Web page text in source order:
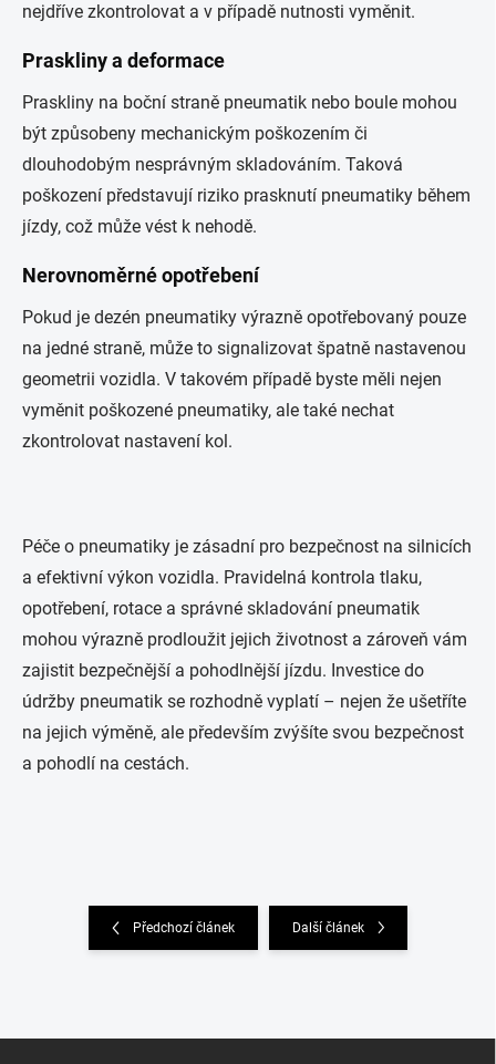
nejdříve zkontrolovat a v případě nutnosti vyměnit.
Praskliny a deformace
Praskliny na boční straně pneumatik nebo boule mohou
být způsobeny mechanickým poškozením či
dlouhodobým nesprávným skladováním. Taková
poškození představují riziko prasknutí pneumatiky během
jízdy, což může vést k nehodě.
Nerovnoměrné opotřebení
Pokud je dezén pneumatiky výrazně opotřebovaný pouze
na jedné straně, může to signalizovat špatně nastavenou
geometrii vozidla. V takovém případě byste měli nejen
vyměnit poškozené pneumatiky, ale také nechat
zkontrolovat nastavení kol.
Péče o pneumatiky je zásadní pro bezpečnost na silnicích
a efektivní výkon vozidla. Pravidelná kontrola tlaku,
opotřebení, rotace a správné skladování pneumatik
mohou výrazně prodloužit jejich životnost a zároveň vám
zajistit bezpečnější a pohodlnější jízdu. Investice do
údržby pneumatik se rozhodně vyplatí – nejen že ušetříte
na jejich výměně, ale především zvýšíte svou bezpečnost
a pohodlí na cestách.
Předchozí článek Další článek